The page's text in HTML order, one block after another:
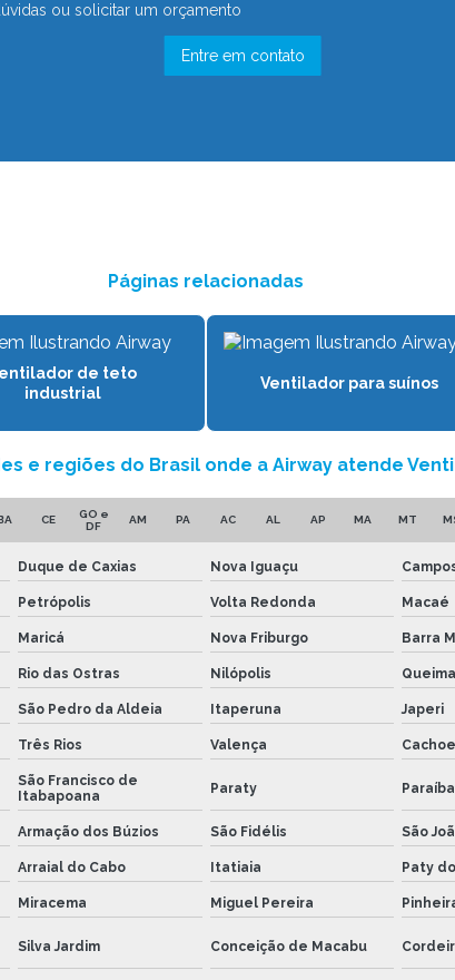
ou solicitar um orçamento
Entre em contato
Páginas relacionadas
de teto
industrial
Ventilador para suínos
e regiões do Brasil onde a Airway atende
CE
GO e
DF
AM PA AC AL AP MA MT
Duque de Caxias Nova Iguaçu
Petrópolis Volta Redonda Macaé
Maricá Nova Friburgo Barra
Rio das Ostras Nilópolis
São Pedro da Aldeia Itaperuna Japeri
Três Rios Valença
São Francisco de
Itabapoana
Paraty
Armação dos Búzios São Fidélis São
Arraial do Cabo Itatiaia Paty
Miracema Miguel Pereira
Silva Jardim Conceição de Macabu